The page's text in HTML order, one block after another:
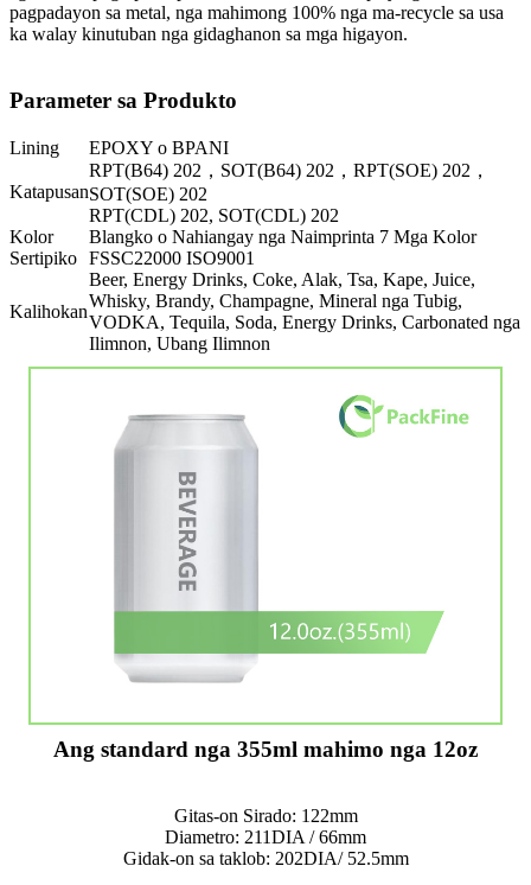
pagpadayon sa metal, nga mahimong 100% nga ma-recycle sa usa
ka walay kinutuban nga gidaghanon sa mga higayon.
Parameter sa Produkto
Lining EPOXY o BPANI
Katapusan
RPT(B64) 202，SOT(B64) 202，RPT(SOE) 202，
SOT(SOE) 202
RPT(CDL) 202, SOT(CDL) 202
Kolor
Blangko o Nahiangay nga Naimprinta 7 Mga Kolor
Sertipiko FSSC22000 ISO9001
Kalihokan
Beer, Energy Drinks, Coke, Alak, Tsa, Kape, Juice,
Whisky, Brandy, Champagne, Mineral nga Tubig,
VODKA, Tequila, Soda, Energy Drinks, Carbonated nga
Ilimnon, Ubang Ilimnon
Ang standard nga 355ml mahimo nga 12oz
Gitas-on Sirado: 122mm
Diametro: 211DIA / 66mm
Gidak-on sa taklob: 202DIA/ 52.5mm